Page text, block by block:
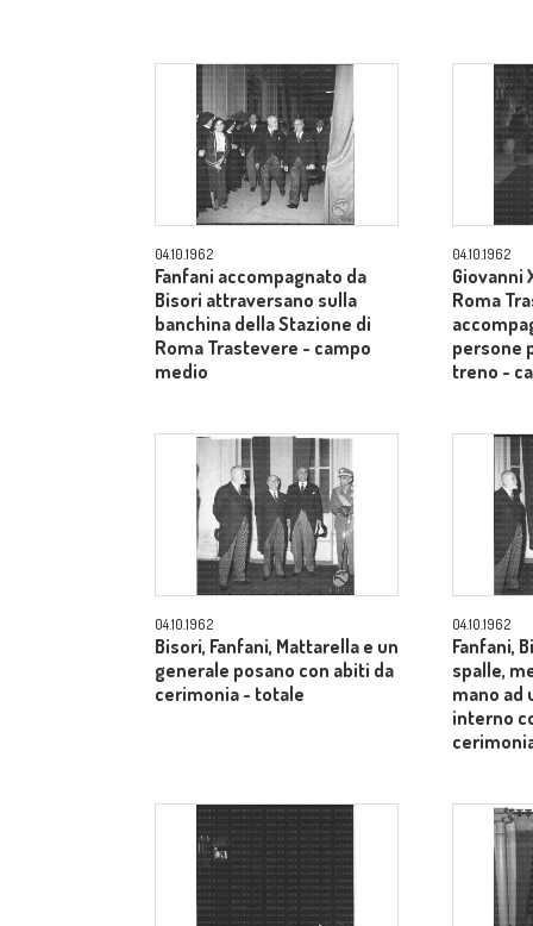
04.10.1962
Fanfani accompagnato da
Bisori attraversano sulla
banchina della Stazione di
Roma Trastevere - campo
medio
04.10.1962
Giovanni
Roma
persone
treno -
04.10.1962
Bisori, Fanfani, Mattarella e un
generale posano con abiti da
cerimonia - totale
04.10.1962
Fanfani,
spalle,
mano ad
interno